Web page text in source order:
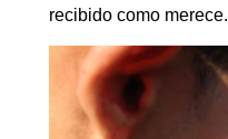
recibido como merece.